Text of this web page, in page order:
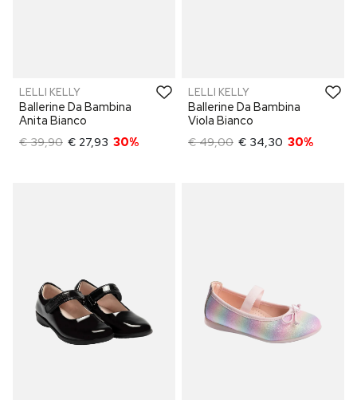
LELLI KELLY
Ballerine Da Bambina
Anita Bianco
€ 39,90 € 27,93 30%
LELLI KELLY
Ballerine Da Bambina
Viola Bianco
€ 49,00 € 34,30 30%